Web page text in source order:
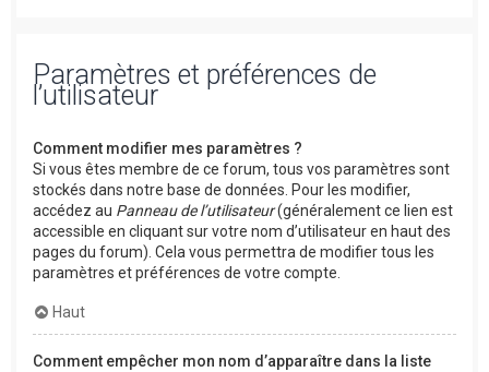
Paramètres et préférences de
l’utilisateur
Comment modifier mes paramètres ?
Si vous êtes membre de ce forum, tous vos paramètres sont
stockés dans notre base de données. Pour les modifier,
accédez au Panneau de l’utilisateur(généralement ce lien est
accessible en cliquant sur votre nom d’utilisateur en haut des
pages du forum). Cela vous permettra de modifier tous les
paramètres et préférences de votre compte.
Haut
Comment empêcher mon nom d’apparaître dans la liste